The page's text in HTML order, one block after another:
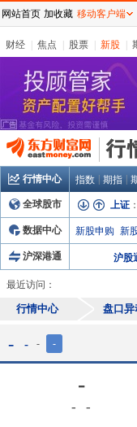
财经 焦点 股票 新股
行情中心 指数 期指
全球股市 上证 ：
数据中心 新股申购 新
沪深港通 沪股
最近访问：
行情中心 盘口异
- - - -
-
- -
网站首页 加收藏 移动客户端